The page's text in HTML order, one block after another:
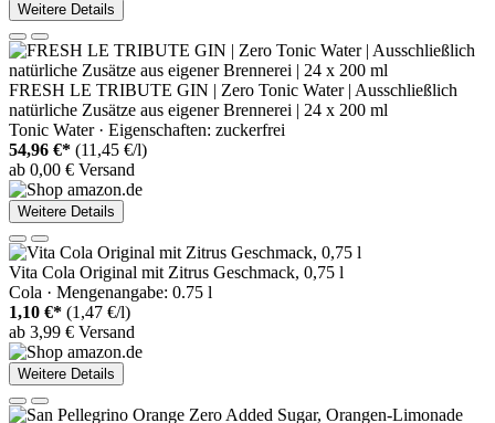
Weitere Details
FRESH LE TRIBUTE GIN | Zero Tonic Water | Ausschließlich
natürliche Zusätze aus eigener Brennerei | 24 x 200 ml
Tonic Water · Eigenschaften: zuckerfrei
54,96 €* (11,45 €/l)
ab 0,00 € Versand
Weitere Details
Vita Cola Original mit Zitrus Geschmack, 0,75 l
Cola · Mengenangabe: 0.75 l
1,10 €* (1,47 €/l)
ab 3,99 € Versand
Weitere Details